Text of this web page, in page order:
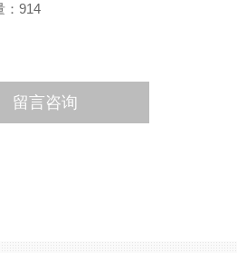
：914
留言咨询